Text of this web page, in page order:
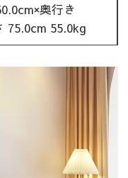
奥行き
75.0cm 55.0kg